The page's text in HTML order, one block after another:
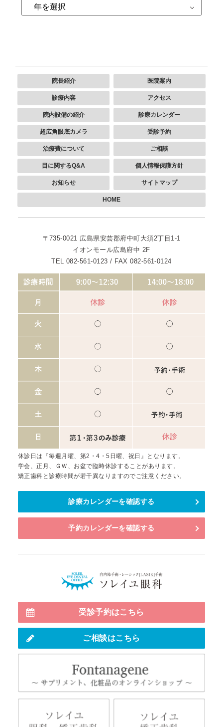
院長紹介
診療内容
院内設備の紹介
超広角眼底カメラ
治療費について
目に関するQ&A
お知らせ
医院案内
アクセス
診療カレンダー
受診予約
ご相談
個人情報保護方針
サイトマップ
HOME
〒735-0021 広島県安芸郡府中町大須2丁目1-1
イオンモール広島府中 2F
TEL 082-561-0123 / FAX 082-561-0124
休診日は『毎週月曜、第2・4・5日曜、祝日』となります。
学会、正月、ＧＷ、お盆で臨時休診することがあります。
矯正歯科と診療時間が若干異なりますのでご注意ください。
診療カレンダーを確認する
予約カレンダーを確認する
受診予約はこちら
ご相談はこちら